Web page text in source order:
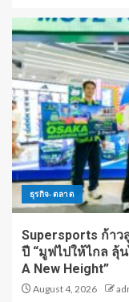
ธุรกิจ-ตลาด
Supersports ก้าว
ปี “มูฟไปให้ไกล ลุ้
A New Height”
August 4, 2026